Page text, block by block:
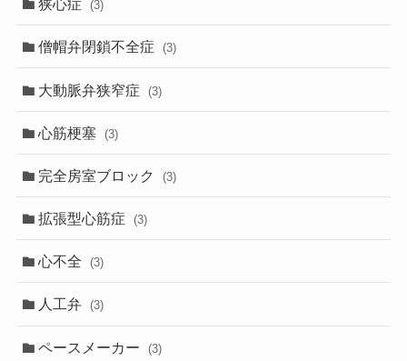
狭心症 (3)
僧帽弁閉鎖不全症 (3)
大動脈弁狭窄症 (3)
心筋梗塞 (3)
完全房室ブロック (3)
拡張型心筋症 (3)
心不全 (3)
人工弁 (3)
ペースメーカー (3)